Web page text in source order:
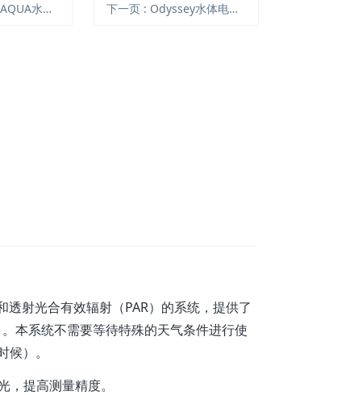
呼吸代谢测量系统 下一页 : Odyssey水体电导率温度记录仪
射光合有效辐射（PAR）的系统，提供了
本系统不需要等待特殊的天气条件进行使
）。
提高测量精度。